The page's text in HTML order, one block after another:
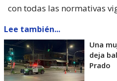
con todas las normativas
Lee también...
Una
deja
Prado